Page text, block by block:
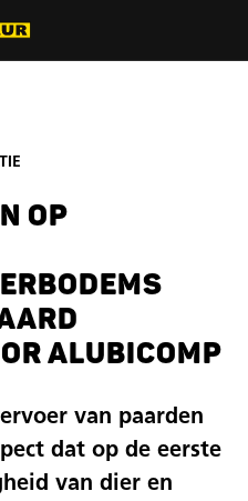
OP
ALUBICOMP
van paarden
dat op de eerste
van dier en